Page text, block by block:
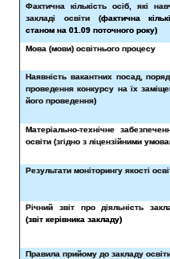
Фактична кількість осіб, які
закладі освіти (фактична
станом на 01.09 поточного року)
Мова (мови) освітнього процесу
Наявність вакантних посад,
проведення конкурсу на їх
його проведення)
Матеріально-технічне
освіти (згідно з ліцензійними
Результати моніторингу якості
Річний звіт про діяльність
(звіт керівника закладу)
Правила прийому до закладу